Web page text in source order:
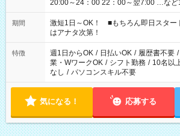
20:00～24：00 22：00～翌7:00 …など1日4
シフトもございます！ お気軽にご相談
期間
激短1日～OK！ ■もちろん即日スタ
はアナタ次第！
特徴 週1日からOK / 日払いOK / 履歴書不要 /
業・WワークOK / シフト勤務 / 10名以
なし / パソコンスキル不要
気になる！ 応募する